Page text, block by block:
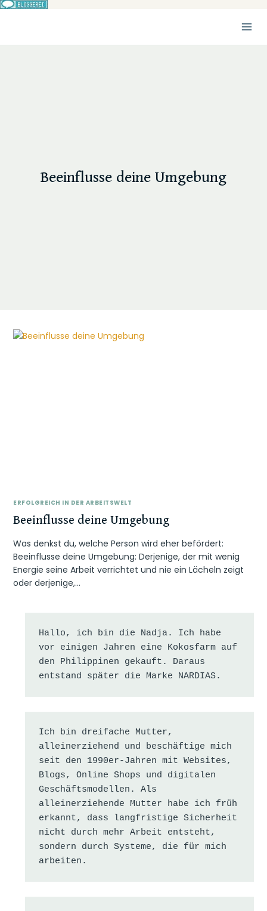
Beeinflusse deine Umgebung
ERFOLGREICH IN DER ARBEITSWELT
Beeinflusse deine Umgebung
Was denkst du, welche Person wird eher befördert:
Beeinflusse deine Umgebung: Derjenige, der mit wenig
Energie seine Arbeit verrichtet und nie ein Lächeln zeigt
oder derjenige,…
Hallo, ich bin die Nadja. Ich habe
vor einigen Jahren eine Kokosfarm auf
den Philippinen gekauft. Daraus
entstand später die Marke NARDIAS.
Ich bin dreifache Mutter,
alleinerziehend und beschäftige mich
seit den 1990er-Jahren mit Websites,
Blogs, Online Shops und digitalen
Geschäftsmodellen. Als
alleinerziehende Mutter habe ich früh
erkannt, dass langfristige Sicherheit
nicht durch mehr Arbeit entsteht,
sondern durch Systeme, die für mich
arbeiten.